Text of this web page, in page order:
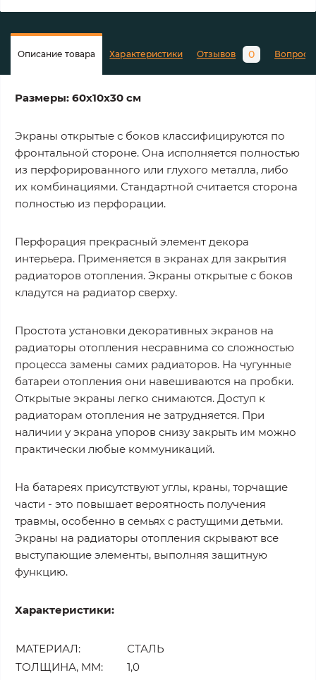
Описание товара Характеристики Отзывов 0 Вопросы
Размеры: 60х10х30 см
Экраны открытые с боков классифицируются по
фронтальной стороне. Она исполняется полностью
из перфорированного или глухого металла, либо
их комбинациями. Стандартной считается сторона
полностью из перфорации.
Перфорация прекрасный элемент декора
интерьера. Применяется в экранах для закрытия
радиаторов отопления. Экраны открытые с боков
кладутся на радиатор сверху.
Простота установки декоративных экранов на
радиаторы отопления несравнима со сложностью
процесса замены самих радиаторов. На чугунные
батареи отопления они навешиваются на пробки.
Открытые экраны легко снимаются. Доступ к
радиаторам отопления не затрудняется. При
наличии у экрана упоров снизу закрыть им можно
практически любые коммуникаций.
На батареях присутствуют углы, краны, торчащие
части - это повышает вероятность получения
травмы, особенно в семьях с растущими детьми.
Экраны на радиаторы отопления скрывают все
выступающие элементы, выполняя защитную
функцию.
Характеристики:
МАТЕРИАЛ:
СТАЛЬ
ТОЛЩИНА, ММ:
1,0